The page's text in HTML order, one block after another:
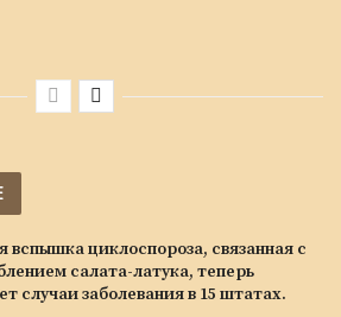
вспышка циклоспороза, связанная с
салата-латука, теперь
случаи заболевания в 15 штатах.